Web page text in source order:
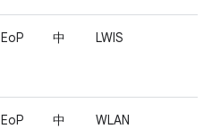
EoP 中 LWIS
EoP 中 WLAN